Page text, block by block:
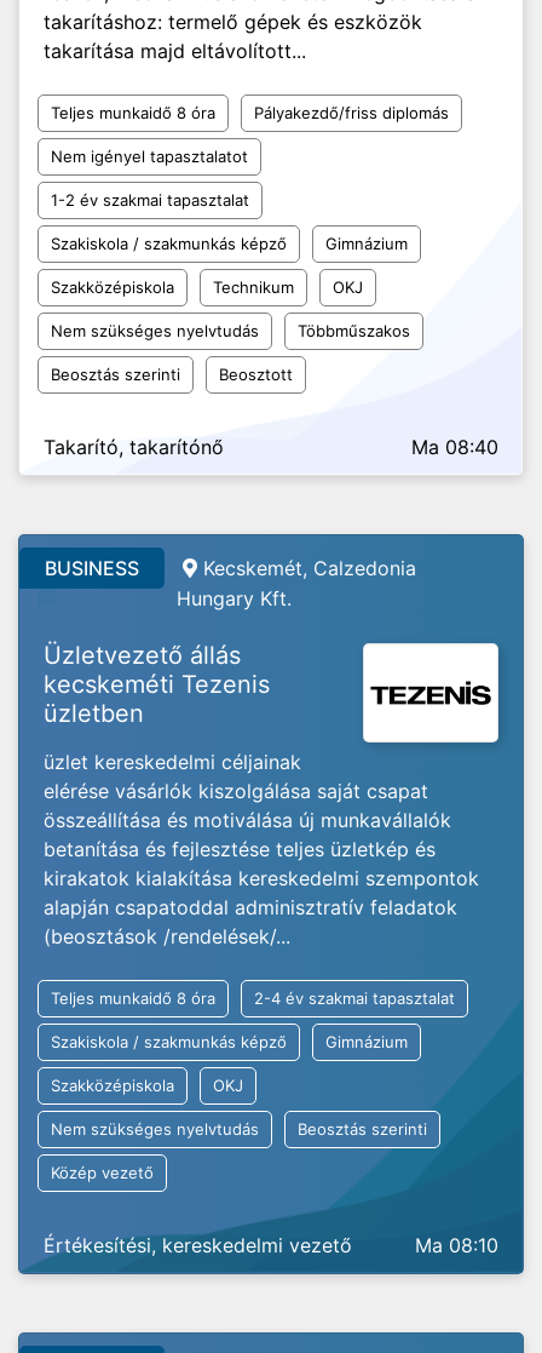
takarításhoz: termelő gépek és eszközök
takarítása majd eltávolított...
Teljes munkaidő 8 óra Pályakezdő/friss diplomás
Nem igényel tapasztalatot
1-2 év szakmai tapasztalat
Szakiskola / szakmunkás képző Gimnázium
Szakközépiskola Technikum OKJ
Nem szükséges nyelvtudás Többműszakos
Beosztás szerinti Beosztott
Takarító, takarítónő Ma 08:40
BUSINESS
Kecskemét, Calzedonia
Hungary Kft.
Üzletvezető állás
kecskeméti Tezenis
üzletben
üzlet kereskedelmi céljainak
elérése vásárlók kiszolgálása saját csapat
összeállítása és motiválása új munkavállalók
betanítása és fejlesztése teljes üzletkép és
kirakatok kialakítása kereskedelmi szempontok
alapján csapatoddal adminisztratív feladatok
(beosztások /rendelések/...
Teljes munkaidő 8 óra 2-4 év szakmai tapasztalat
Szakiskola / szakmunkás képző Gimnázium
Szakközépiskola OKJ
Nem szükséges nyelvtudás Beosztás szerinti
Közép vezető
Értékesítési, kereskedelmi vezető Ma 08:10